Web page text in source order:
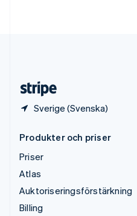
Sverige (Svenska)
Produkter och priser
Priser
Atlas
Auktoriseringsförstärkning
Billing